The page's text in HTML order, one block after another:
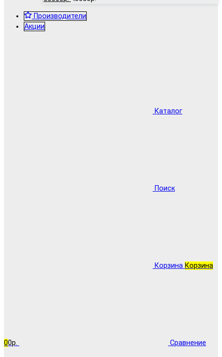
Производители
Акции
Каталог
Поиск
Корзина Корзина
00р. Сравнение